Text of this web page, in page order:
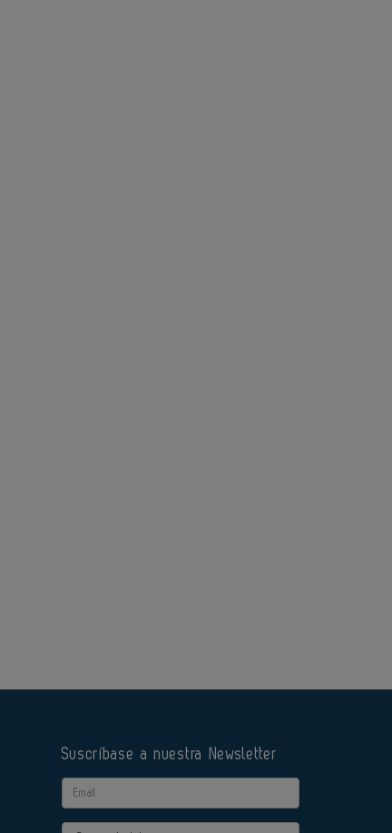
Suscríbase a nuestra Newsletter
Email